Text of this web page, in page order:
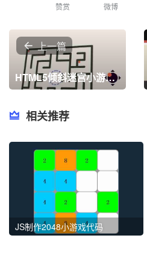
赞赏 微博
上一篇
HTML5倾斜迷宫小游戏源码
相关推荐
JS制作2048小游戏代码